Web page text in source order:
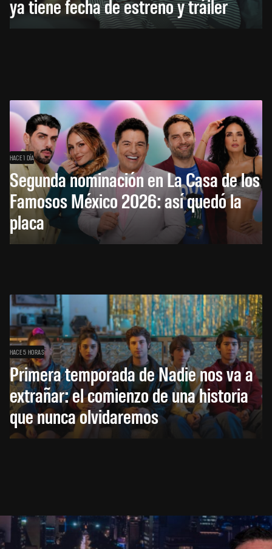
ya tiene fecha de estreno y tráiler
HACE 1 DÍA
Segunda nominación en La Casa de los
Famosos México 2026: así quedó la
placa
HACE 5 HORAS
Primera temporada de Nadie nos va a
extrañar: el comienzo de una historia
que nunca olvidaremos